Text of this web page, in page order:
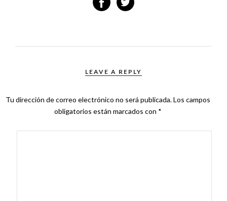
LEAVE A REPLY
Tu dirección de correo electrónico no será publicada.Los campos
obligatorios están marcados con *